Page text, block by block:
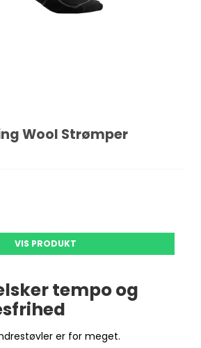
Wool Strømper
VIS PRODUKT
tempo og
er for meget.